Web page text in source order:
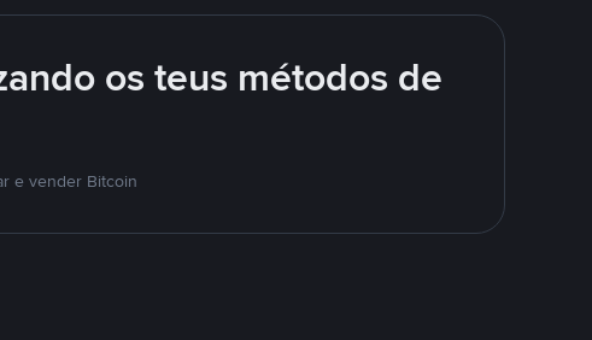
os teus métodos de
e vender Bitcoin